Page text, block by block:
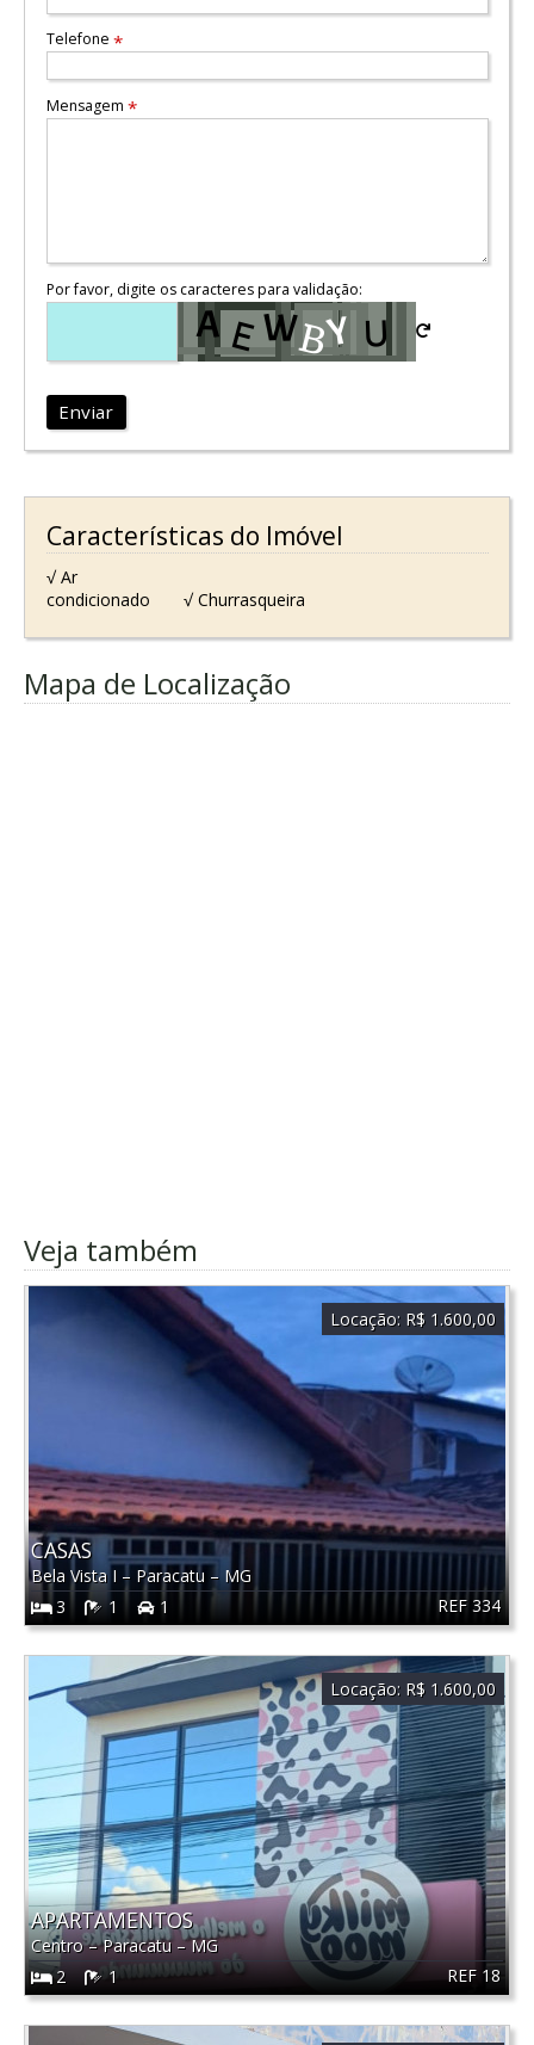
Telefone *
Mensagem *
Por favor, digite os caracteres para validação:
Enviar
Características do Imóvel
√ Ar
condicionado
√ Churrasqueira
Mapa de Localização
Veja também
REF 334
CASAS
Bela Vista I – Paracatu – MG
3
1 1
Locação: R$ 1.600,00
REF 18
APARTAMENTOS
Centro–Paracatu –MG
2
1
Locação: R$ 1.600,00